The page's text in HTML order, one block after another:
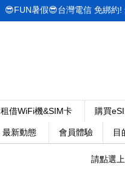
租借WiFi機&SIM卡 購買
最新動態 會員體驗 目
😎FUN暑假😎台灣電信 免綁約
請點選